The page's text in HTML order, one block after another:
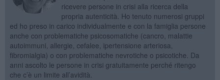
ricevere persone in crisi alla ricerca della
propria autenticità. Ho tenuto numerosi gruppi
ed ho preso in carico individualmente e con la famiglia persone
anche con problematiche psicosomatiche (cancro, malattie
autoimmuni, allergie, cefalee, ipertensione arteriosa,
fibromialgia) o con problematiche nevrotiche o psicotiche. Da
anni ascolto le persone in crisi gratuitamente perché ritengo
che c’è un limite all’avidità.